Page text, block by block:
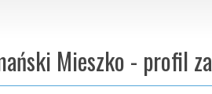
Mieszko - profil